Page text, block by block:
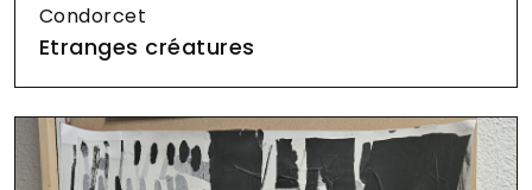
Condorcet
Etranges créatures